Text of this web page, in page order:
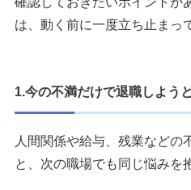
は、動く前に一度立ち止まっ
1.今の不満だけで退職しよう
人間関係や給与、残業などの
と、次の職場でも同じ悩みを